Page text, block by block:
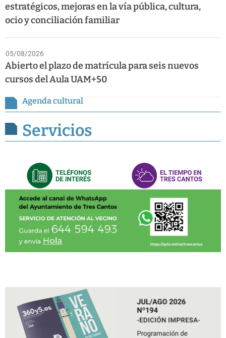
estratégicos, mejoras en la vía pública, cultura,
ocio y conciliación familiar
05/08/2026
Abierto el plazo de matrícula para seis nuevos
cursos del Aula UAM+50
Agenda cultural
Servicios